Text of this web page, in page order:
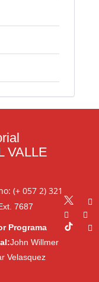
VALLE
(+ 057 2) 321
7687
Programa
John Willmer
Velasquez